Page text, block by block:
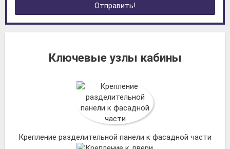
Отправить!
Ключевые узлы кабины
Крепление разделительной панели к фасадной части